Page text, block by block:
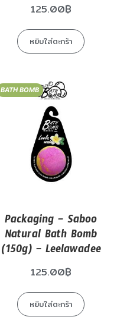
125.00฿
หยิบใส่ตะกร้า
BATH BOMB
Packaging – Saboo
Natural Bath Bomb
(150g) – Leelawadee
125.00฿
หยิบใส่ตะกร้า